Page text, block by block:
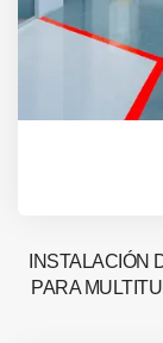
INSTALACIÓN
PARA